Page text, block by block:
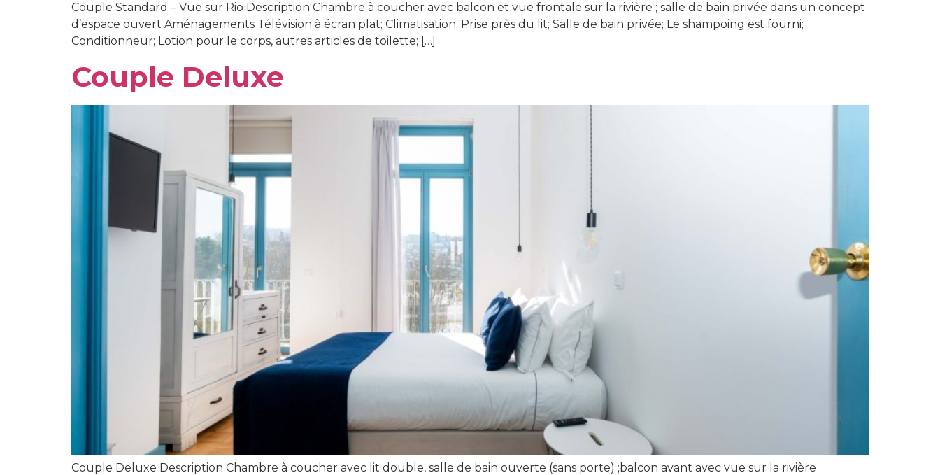
Couple Standard – Vue sur Rio Description Chambre à coucher avec balcon et vue frontale sur la rivière ; salle de bain privée dans un concept
d’espace ouvert Aménagements Télévision à écran plat; Climatisation; Prise près du lit; Salle de bain privée; Le shampoing est fourni;
Conditionneur; Lotion pour le corps, autres articles de toilette; […]
Couple Deluxe
Couple Deluxe Description Chambre à coucher avec lit double, salle de bain ouverte (sans porte) ;balcon avant avec vue sur la rivière